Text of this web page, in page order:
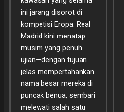
ini jarang disorot di
kompetisi Eropa. Real
Madrid kini menatap
musim yang penuh
ujian—dengan tujuan
jelas mempertahankan
nama besar mereka di
puncak benua, sembari
melewati salah satu